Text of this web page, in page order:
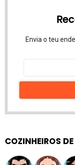
Envia o teu
Endereço
email
COZINHEIROS